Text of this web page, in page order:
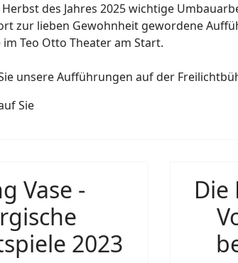
des Jahres 2025 wichtige
zur lieben Gewohnheit gewordene
Teo Otto Theater am Start.
unsere Aufführungen auf der
Sie
Vase -
2023